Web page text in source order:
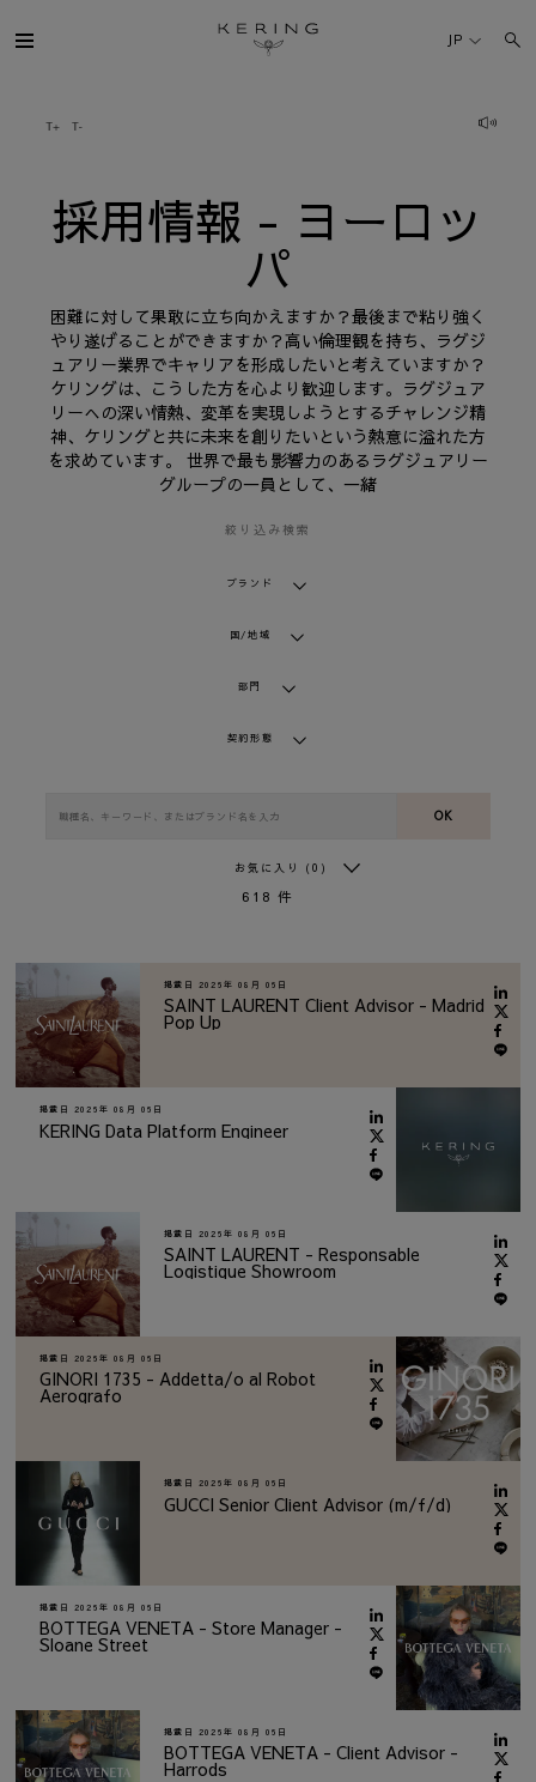
用
情
人材
サステナビリティ
FINANCE
プレスルーム
採用情報
JP
採用情報 - ヨーロッ
パ
困難に対して果敢に立ち向かえますか？最後まで粘り強く
やり遂げることができますか？高い倫理観を持ち、ラグジ
ュアリー業界でキャリアを形成したいと考えていますか？
ケリングは、こうした方を心より歓迎します。ラグジュア
リーへの深い情熱、変革を実現しようとするチャレンジ精
神、ケリングと共に未来を創りたいという熱意に溢れた方
を求めています。 世界で最も影響力のあるラグジュアリー
グループの一員として、一緒
絞り込み検索
ブランド
国/地域
部門
契約形態
OK
お気に入り (0)
618 件
掲載日 2026年 08月 06日
SAINT LAURENT Client Advisor - Madrid
Pop Up
掲載日 2026年 08月 06日
KERING Data Platform Engineer
掲載日 2026年 08月 06日
SAINT LAURENT - Responsable
Logistique Showroom
掲載日 2026年 08月 06日
GINORI 1735 - Addetta/o al Robot
Aerografo
掲載日 2026年 08月 06日
GUCCI Senior Client Advisor (m/f/d)
掲載日 2026年 08月 06日
BOTTEGA VENETA - Store Manager -
Sloane Street
掲載日 2026年 08月 06日
BOTTEGA VENETA - Client Advisor -
Harrods